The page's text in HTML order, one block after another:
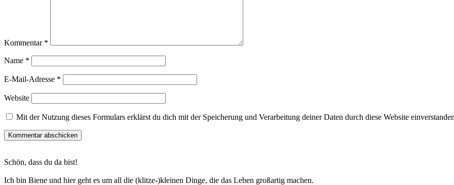
Kommentar *
Name *
E-Mail-Adresse *
Website
Mit der Nutzung dieses Formulars erklärst du dich mit der Speicherung und Verarbeitung deiner Daten durch diese Website
Sidebar
Schön, dass du da bist!
Ich bin Biene und hier geht es um all die (klitze-)kleinen Dinge, die das Leben großartig machen.